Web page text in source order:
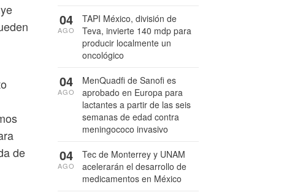
de
TAPI México, división de
Teva, invierte 140 mdp para
producir localmente un
oncológico
04
AGO
MenQuadfi de Sanofi es
aprobado en Europa para
lactantes a partir de las seis
semanas de edad contra
meningococo invasivo
04
AGO
Tec de Monterrey y UNAM
acelerarán el desarrollo de
medicamentos en México
04
AGO